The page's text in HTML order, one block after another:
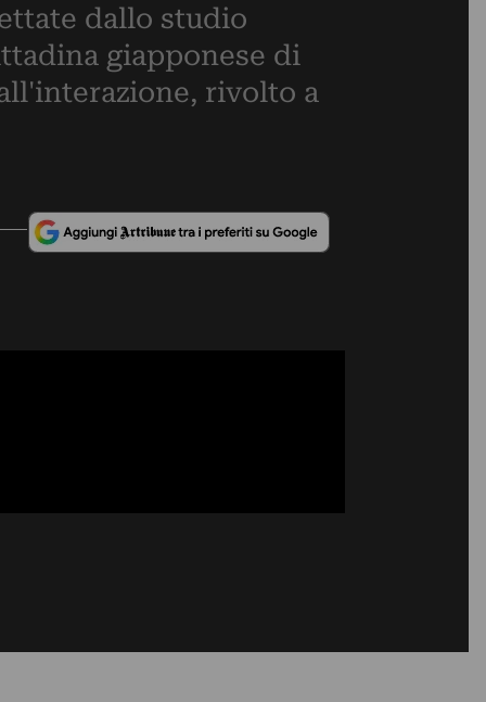
dallo studio
giapponese di
rivolto a